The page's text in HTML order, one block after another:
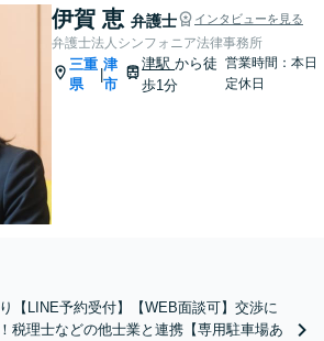
伊賀 恵 弁護士 インタビューを見る
弁護士法人シンフォニア法律事務所
三重
県
|
津
市
津駅から徒
歩1分
営業時間：本日
定休日
【LINE予約受付】【WEB面談可】交渉に
税理士などの他士業と連携【専用駐車場あ